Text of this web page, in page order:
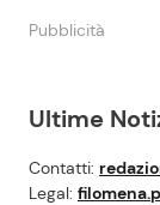
Ultime
Contatti:
Legal:
Pubblicità